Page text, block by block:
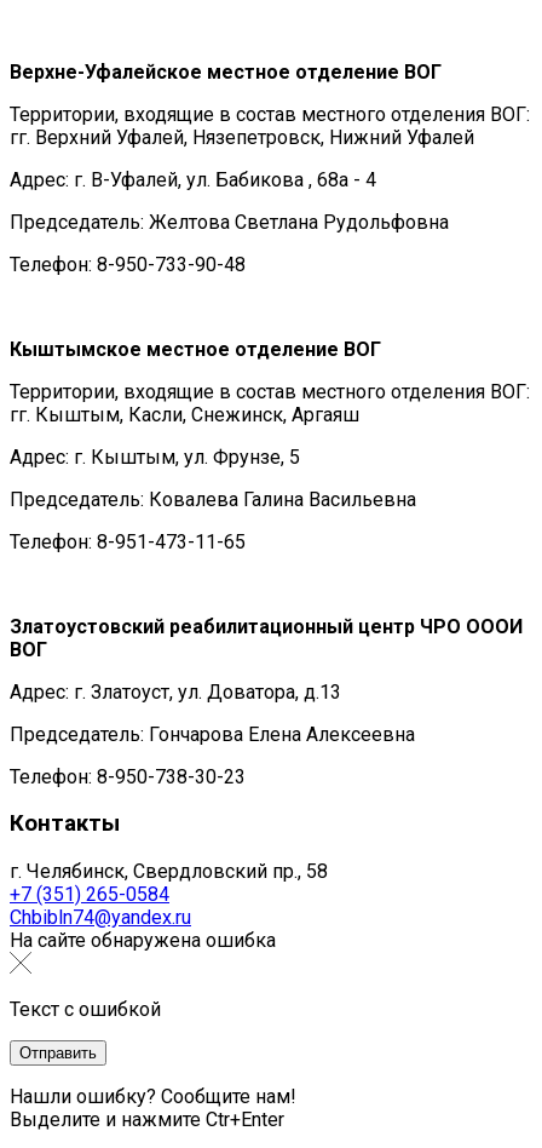
Верхне-Уфалейское местное отделение ВОГ
Территории, входящие в состав местного отделения ВОГ:
гг. Верхний Уфалей, Нязепетровск, Нижний Уфалей
Адрес: г. В-Уфалей, ул. Бабикова , 68а - 4
Председатель: Желтова Светлана Рудольфовна
Телефон: 8-950-733-90-48
Кыштымское местное отделение ВОГ
Территории, входящие в состав местного отделения ВОГ:
гг. Кыштым, Касли, Снежинск, Аргаяш
Адрес: г. Кыштым, ул. Фрунзе, 5
Председатель: Ковалева Галина Васильевна
Телефон: 8-951-473-11-65
Златоустовский реабилитационный центр ЧРО ОООИ
ВОГ
Адрес: г. Златоуст, ул. Доватора, д.13
Председатель: Гончарова Елена Алексеевна
Телефон: 8-950-738-30-23
Контакты
г. Челябинск, Свердловский пр., 58
+7 (351) 265-0584
Chbibln74@yandex.ru
На сайте обнаружена ошибка
Текст с ошибкой
Нашли ошибку? Сообщите нам!
Выделите и нажмите Ctr+Enter